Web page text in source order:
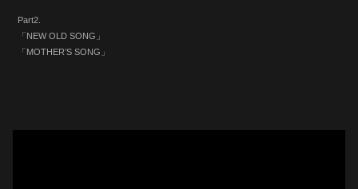
Part2.
「NEW OLD SONG」
「MOTHER’S SONG」